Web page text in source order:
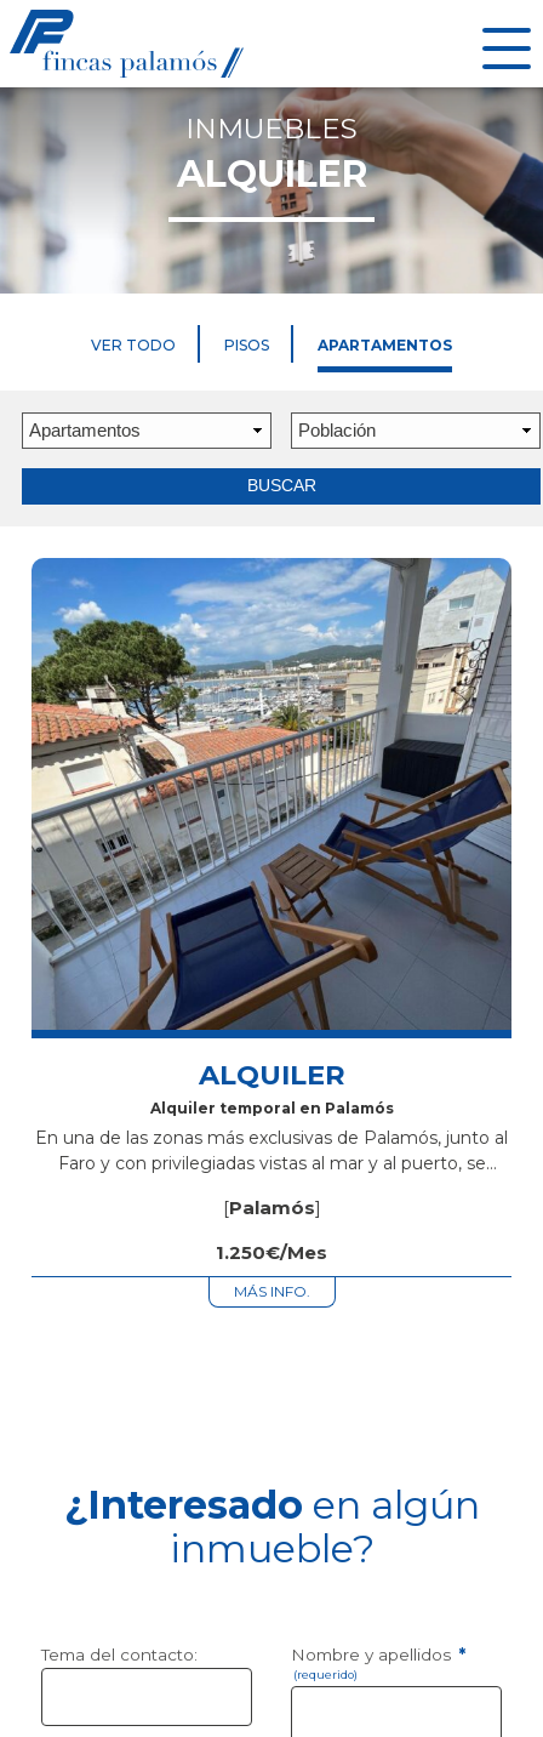
INMUEBLES
ALQUILER
VER TODO PISOS APARTAMENTOS
BUSCAR
ALQUILER
Alquiler temporal en Palamós
En una de las zonas más exclusivas de Palamós, junto al
Faro y con privilegiadas vistas al mar y al puerto, se
reformada. La...
[Palamós]
1.250€/Mes
MÁS INFO.
¿Interesado en algún
inmueble?
Tema del contacto: Nombre y apellidos *
(requerido)